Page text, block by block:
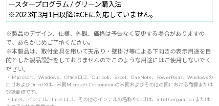
ースタープログラム / グリーン購入法
※2023年3月1日以降はCEに対応していません。
※製品のデザイン、仕様、外観、価格は予告なく変更する場合がありますの
で、あらかじめご了承ください。
※本製品は、取付金具を用いて天吊り・壁掛け等による下向きの表示用途を目
的とした製品設計をしておりませんのでこのような用途にはご使用しないでく
ださい。
・ Microsoft、Windows、Officeロゴ、Outlook、Excel、OneNote、PowerPoint、Windowsの
ロゴおよびDirectXは、米国Microsoft Corporationの米国およびその他の国における商標または
登録商標です。
・ Intel、インテル、Intel ロゴ、その他のインテルの名称やロゴは、Intel Corporation または